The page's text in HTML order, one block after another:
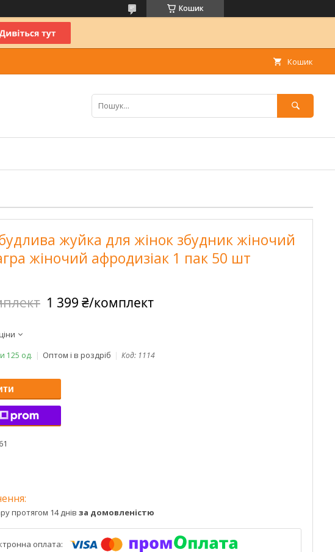
Кошик
Кошик
жуйка для жінок збудник жіночий
жіночий афродизіак 1 пак 50 шт
1 399 ₴/комплект
125 од. Оптом і в роздріб Код: 1114
протягом 14 днів за домовленістю